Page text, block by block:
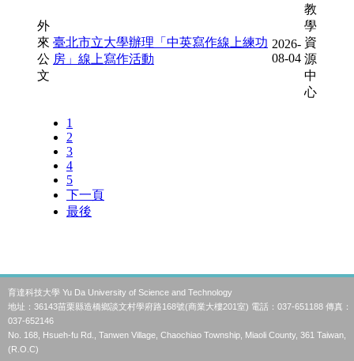
育達科技大學 Yu Da University of Science and Technology
地址：36143苗栗縣造橋鄉談文村學府路168號(商業大樓201室) 電話：037-651188 傳真：
037-652146
No. 168, Hsueh-fu Rd., Tanwen Village, Chaochiao Township, Miaoli County, 361 Taiwan,
(R.O.C)